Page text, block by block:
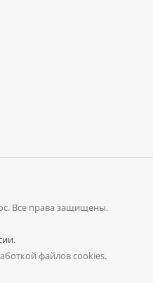
Все права защищены.
файлов cookies.